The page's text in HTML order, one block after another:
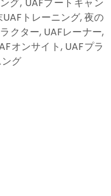
グ, UAFブートキャン
トレーニング, 夜の
クター, UAFレーナー,
オンサイト, UAFプラ
グ